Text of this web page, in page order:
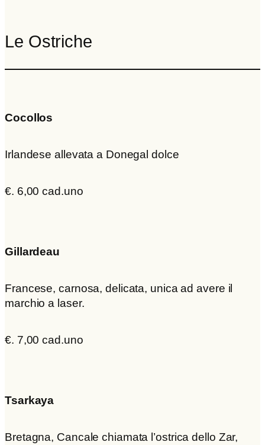
Le Ostriche
Cocollos
Irlandese allevata a Donegal dolce
€. 6,00 cad.uno
Gillardeau
Francese, carnosa, delicata, unica ad avere il
marchio a laser.
€. 7,00 cad.uno
Tsarkaya
Bretagna, Cancale chiamata l’ostrica dello Zar,